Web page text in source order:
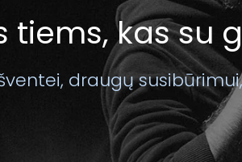
tiems, kas su
draugų